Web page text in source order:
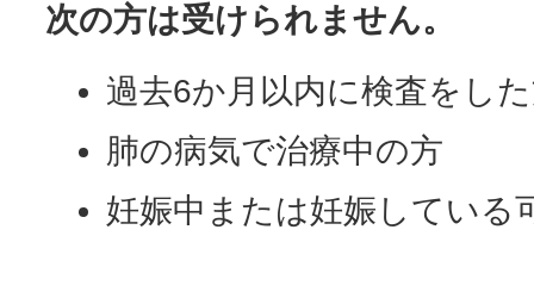
次の方は受けられません。
過去6か月以内に検査をし
肺の病気で治療中の方
妊娠中または妊娠している